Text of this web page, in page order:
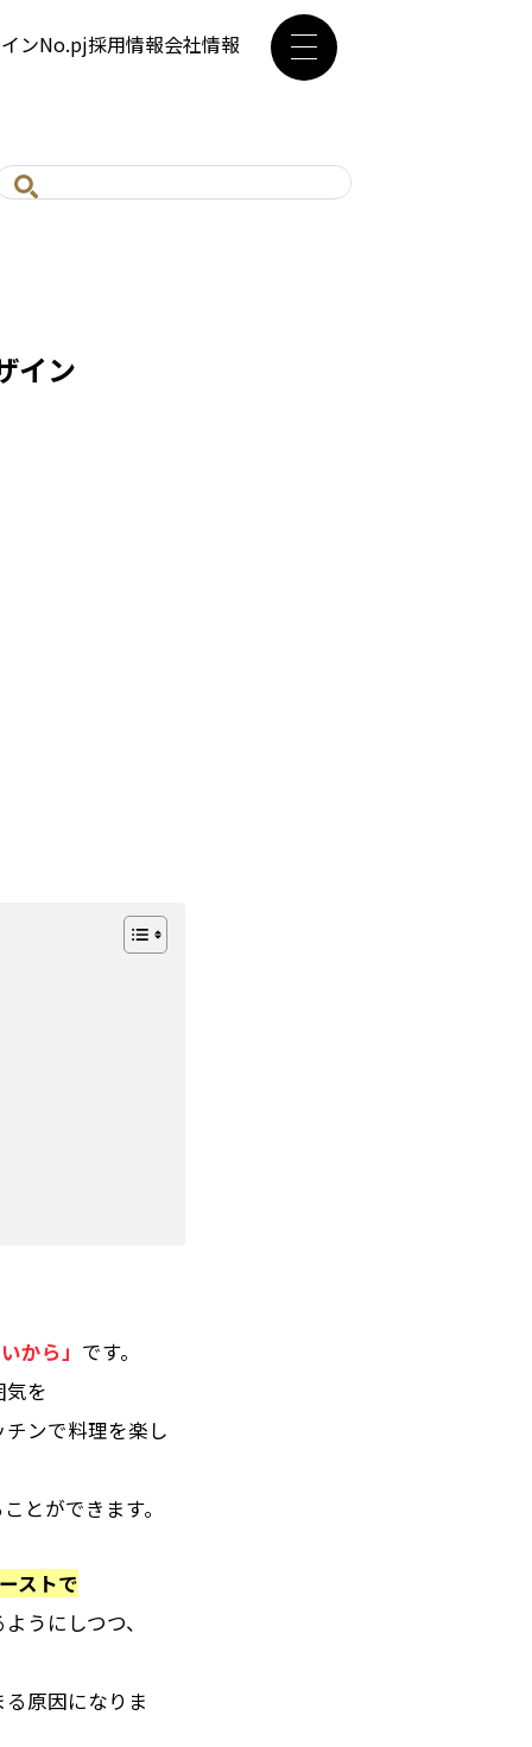
ンNo.pj採用情報会社情報
イン
から」 です。
気を
ンで料理を楽し
とができます。
ストで
うにしつつ、
原因になりま